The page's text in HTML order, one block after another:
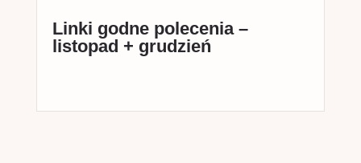
Linki godne polecenia –
listopad + grudzień